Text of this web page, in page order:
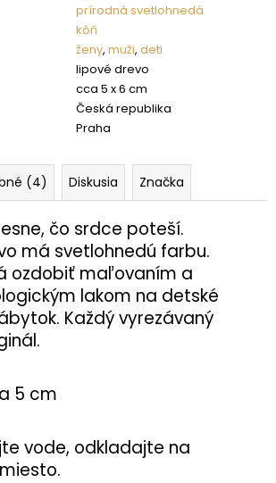
prírodná svetlohnedá
kôň
ženy, muži, deti
lipové drevo
cca 5 x 6 cm
Česká republika
Praha
(4) Diskusia Značka
čo srdce poteší.
má svetlohnedú farbu.
ozdobiť maľovaním a
lakom na detské
Každý vyrezávaný
5 cm
vode, odkladajte na